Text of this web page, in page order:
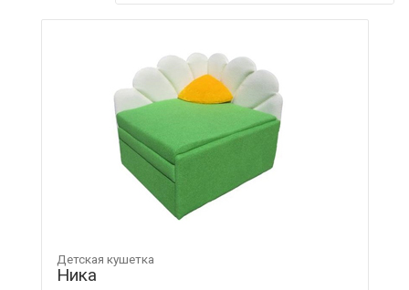
Детская кушетка
Ника